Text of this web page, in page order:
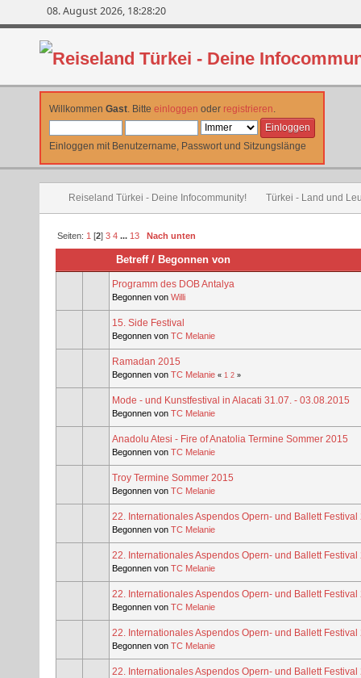
08. August 2026, 18:28:20
Willkommen Gast. Bitte einloggen oder registrieren.
Einloggen mit Benutzername, Passwort und Sitzungslänge
Reiseland Türkei - Deine Infocommunity! Türkei - Land und
Seiten: 1 [2]3 4 ... 13 Nach unten
Betreff/ Begonnen von
Programm des DOB Antalya
Begonnen von Willi
15. Side Festival
Begonnen von TC Melanie
Ramadan 2015
Begonnen von TC Melanie « 1 2 »
Mode - und Kunstfestival in Alacati 31.07. - 03.08.2015
Begonnen von TC Melanie
Anadolu Atesi - Fire of Anatolia Termine Sommer 2015
Begonnen von TC Melanie
Troy Termine Sommer 2015
Begonnen von TC Melanie
22. Internationales Aspendos Opern- und Ballett Festival
Begonnen von TC Melanie
22. Internationales Aspendos Opern- und Ballett Festival
Begonnen von TC Melanie
22. Internationales Aspendos Opern- und Ballett Festival
Begonnen von TC Melanie
22. Internationales Aspendos Opern- und Ballett Festival
Begonnen von TC Melanie
22. Internationales Aspendos Opern- und Ballett Festival